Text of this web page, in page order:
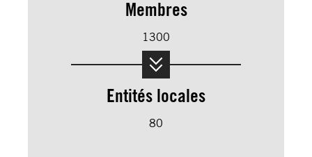
Membres
1300
Entités locales
80